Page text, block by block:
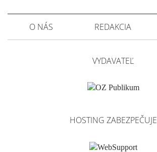
O NÁS REDAKCIA
VYDAVATEĽ
HOSTING ZABEZPEČUJE